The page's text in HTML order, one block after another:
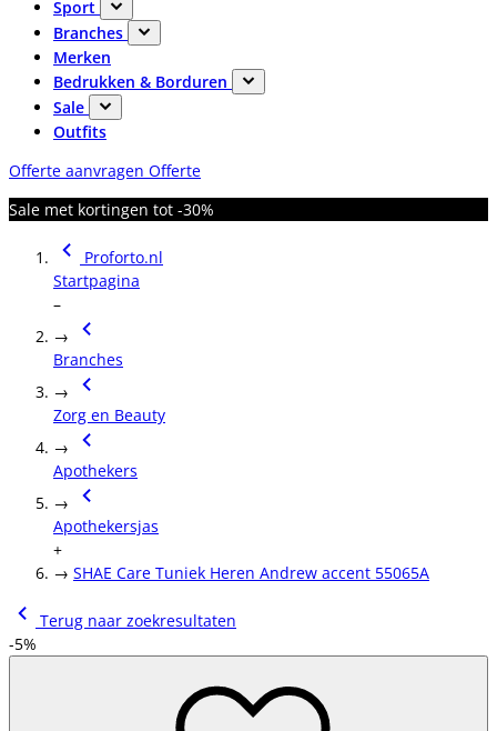
Sport
Branches
Merken
Bedrukken & Borduren
Sale
Outfits
Offerte aanvragen Offerte
Sale met kortingen tot -30%
Proforto.nl
Startpagina
–
→
Branches
→
Zorg en Beauty
→
Apothekers
→
Apothekersjas
+
→ SHAE Care Tuniek Heren Andrew accent 55065A
Terug naar zoekresultaten
-5%